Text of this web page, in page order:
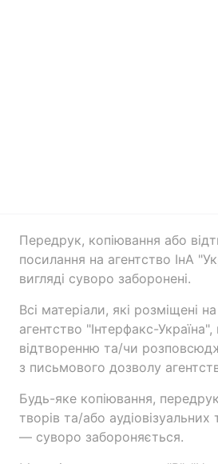
Передрук, копіювання або
посилання на агентство ІнА
вигляді суворо заборонені.
Всі матеріали, які розміщені
агентство "Інтерфакс-
відтворенню та/чи
з письмового дозволу
Будь-яке копіювання,
творів та/або
— суворо забороняється.